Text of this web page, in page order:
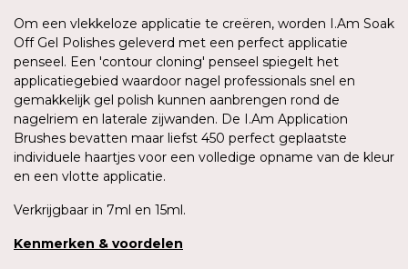
Om een vlekkeloze applicatie te creëren, worden I.Am Soak
Off Gel Polishes geleverd met een perfect applicatie
penseel. Een 'contour cloning' penseel spiegelt het
applicatiegebied waardoor nagel professionals snel en
gemakkelijk gel polish kunnen aanbrengen rond de
nagelriem en laterale zijwanden. De I.Am Application
Brushes bevatten maar liefst 450 perfect geplaatste
individuele haartjes voor een volledige opname van de kleur
en een vlotte applicatie.
Verkrijgbaar in 7ml en 15ml.
Kenmerken & voordelen